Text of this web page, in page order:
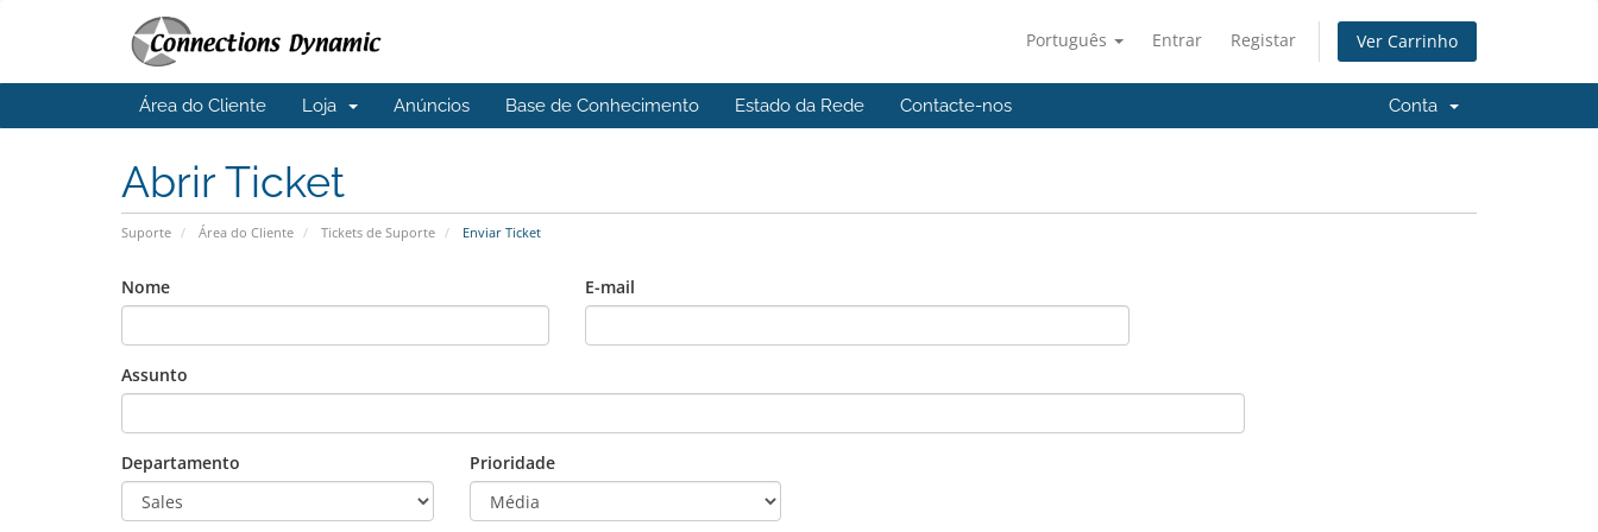
Português Entrar Registar Ver Carrinho
Área do Cliente Loja Anúncios Base de Conhecimento Estado da Rede Contacte-nos Conta
Abrir Ticket
Suporte Área do Cliente Tickets de Suporte Enviar Ticket
Nome E-mail
Assunto
Departamento Prioridade